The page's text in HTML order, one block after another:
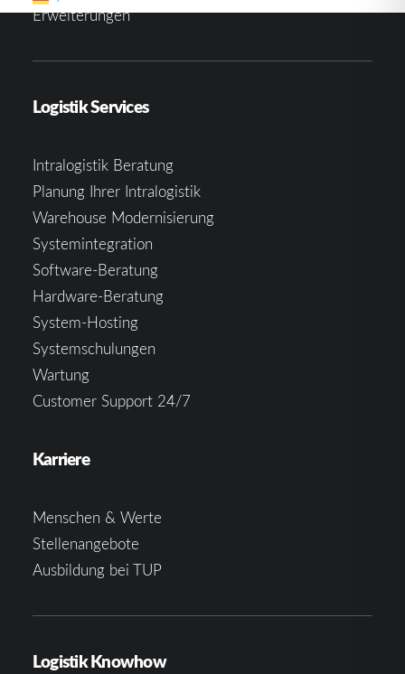
Erweiterungen
Logistik Services
Intralogistik Beratung
Planung Ihrer Intralogistik
Warehouse Modernisierung
Systemintegration
Software-Beratung
Hardware-Beratung
System-Hosting
Systemschulungen
Wartung
Customer Support 24/7
Karriere
Menschen & Werte
Stellenangebote
Ausbildung bei TUP
Logistik Knowhow